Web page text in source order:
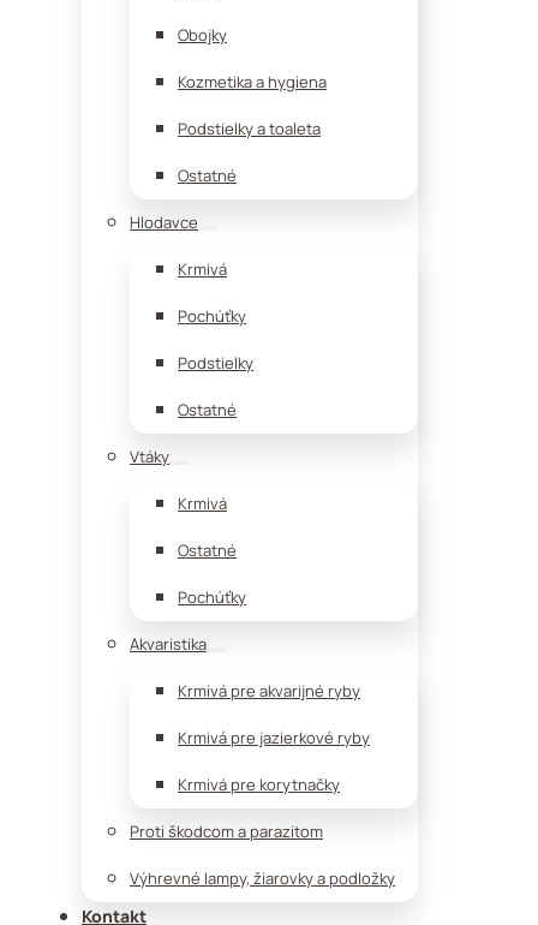
Obojky
Kozmetika a hygiena
Podstielky a toaleta
Ostatné
Hlodavce
Krmivá
Pochúťky
Podstielky
Ostatné
Vtáky
Krmivá
Ostatné
Pochúťky
Akvaristika
Krmivá pre akvarijné ryby
Krmivá pre jazierkové ryby
Krmivá pre korytnačky
Proti škodcom a parazitom
Výhrevné lampy, žiarovky a podložky
Kontakt